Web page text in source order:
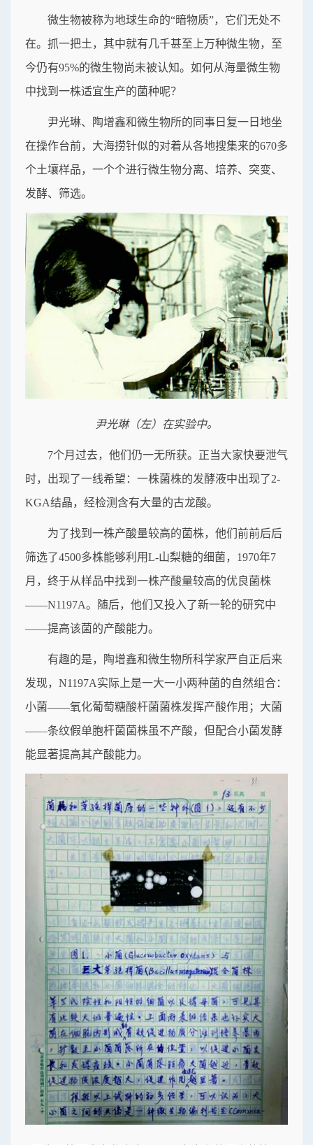
微生物被称为地球生命的“暗物质”，它们无处不
在。抓一把土，其中就有几千甚至上万种微生物，至
今仍有95%的微生物尚未被认知。如何从海量微生物
中找到一株适宜生产的菌种呢？
尹光琳、陶增鑫和微生物所的同事日复一日地坐
在操作台前，大海捞针似的对着从各地搜集来的670多
个土壤样品，一个个进行微生物分离、培养、突变、
发酵、筛选。
尹光琳（左）在实验中。
7个月过去，他们仍一无所获。正当大家快要泄气
时，出现了一线希望：一株菌株的发酵液中出现了2-
KGA结晶，经检测含有大量的古龙酸。
为了找到一株产酸量较高的菌株，他们前前后后
筛选了4500多株能够利用L-山梨糖的细菌，1970年7
月，终于从样品中找到一株产酸量较高的优良菌株
——N1197A。随后，他们又投入了新一轮的研究中
——提高该菌的产酸能力。
有趣的是，陶增鑫和微生物所科学家严自正后来
发现，N1197A实际上是一大一小两种菌的自然组合：
小菌——氧化葡萄糖酸杆菌菌株发挥产酸作用；大菌
——条纹假单胞杆菌菌株虽不产酸，但配合小菌发酵
能显著提高其产酸能力。